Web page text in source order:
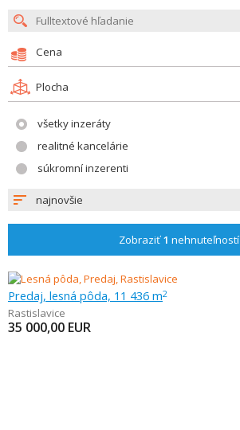
Cena
Plocha
všetky inzeráty
realitné kancelárie
súkromní inzerenti
najnovšie
Zobraziť1 nehnuteľností
Predaj, lesná pôda, 11 436 m2
Rastislavice
35 000,00 EUR